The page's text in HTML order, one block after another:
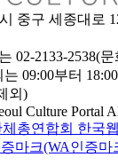
중구 세종대로
02-2133-2538(
09:00부터
외)
Culture Portal